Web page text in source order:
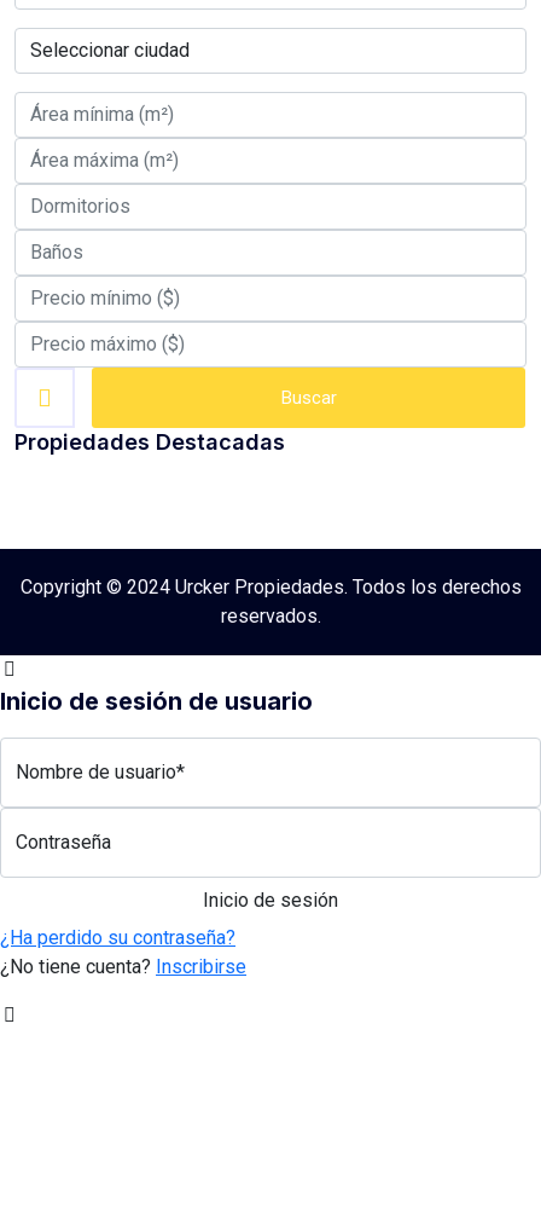
Buscar
Propiedades Destacadas
Copyright © 2024 Urcker Propiedades. Todos los derechos
reservados.
Inicio de sesión de usuario
Nombre de usuario*
Contraseña
¿Ha perdido su contraseña?
¿No tiene cuenta? Inscribirse